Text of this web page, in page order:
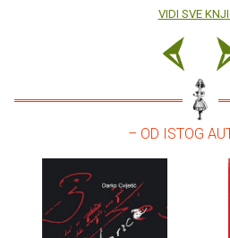
VIDI SVE
– OD ISTOG